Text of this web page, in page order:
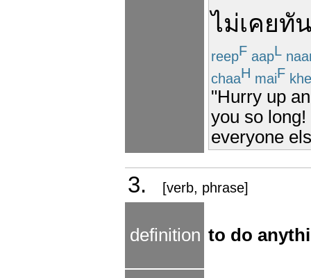
ไม่เคยทัน
reepF aapL
chaaH maiF
"Hurry up
you so
everyone
3. [verb, phrase]
definition to do